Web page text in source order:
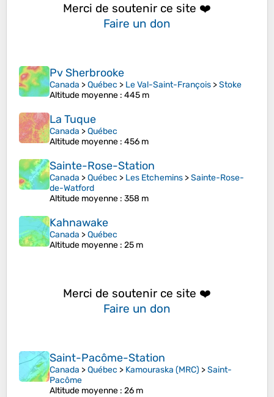
Merci de soutenir ce site ❤️
Faire un don
Pv Sherbrooke
Canada >Québec > Le Val-Saint-François >Stoke
Altitude moyenne : 445 m
La Tuque
Canada >Québec
Altitude moyenne : 456 m
Sainte-Rose-Station
Canada >Québec > Les Etchemins >Sainte-Rose-
de-Watford
Altitude moyenne : 358 m
Kahnawake
Canada >Québec
Altitude moyenne : 25 m
Merci de soutenir ce site ❤️
Faire un don
Saint-Pacôme-Station
Canada >Québec > Kamouraska (MRC) >Saint-
Pacôme
Altitude moyenne : 26 m